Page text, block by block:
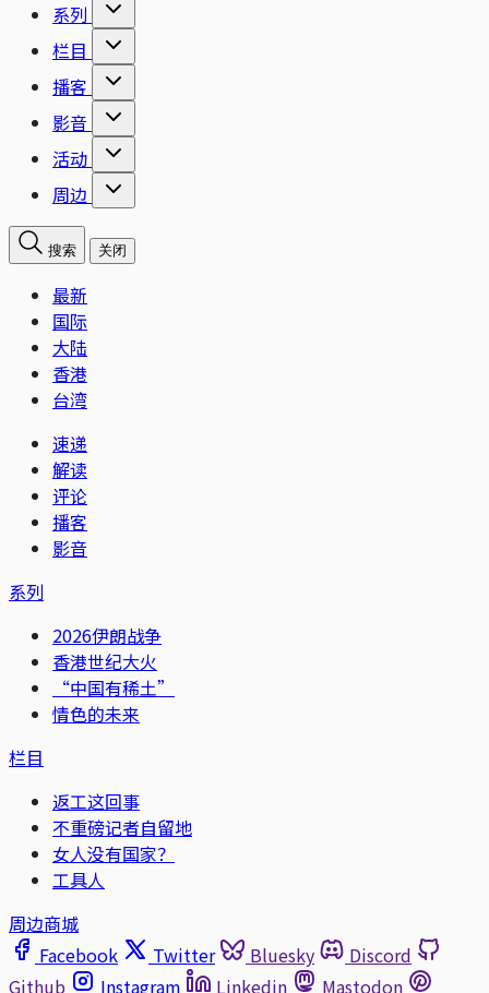
系列
栏目
播客
影音
活动
周边
搜索 关闭
最新
国际
大陆
香港
台湾
速递
解读
评论
播客
影音
系列
2026伊朗战争
香港世纪大火
“中国有稀土”
情色的未来
栏目
返工这回事
不重磅记者自留地
女人没有国家？
工具人
周边商城
Facebook
Twitter Bluesky
Discord
Github
Instagram Linkedin
Mastodon